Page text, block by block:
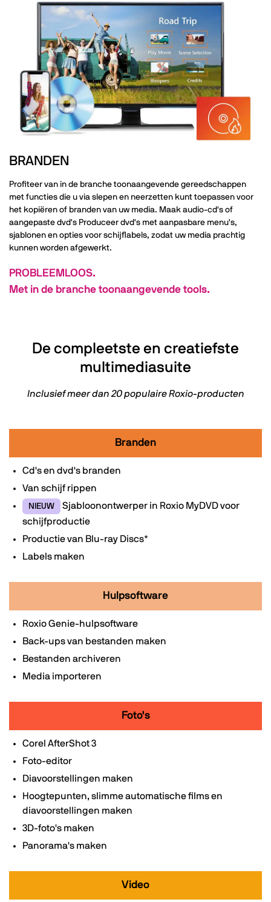
BRANDEN
Profiteer van in de branche toonaangevende gereedschappen
met functies die u via slepen en neerzetten kunt toepassen voor
het kopiëren of branden van uw media. Maak audio-cd's of
aangepaste dvd's Produceer dvd's met aanpasbare menu's,
sjablonen en opties voor schijflabels, zodat uw media prachtig
kunnen worden afgewerkt.
PROBLEEMLOOS.
Met in de branche toonaangevende tools.
De compleetste en creatiefste
multimediasuite
Inclusief meer dan 20 populaire Roxio-producten
Branden
Cd's en dvd's branden
Van schijf rippen
NIEUW
Sjabloonontwerper in Roxio MyDVD voor
schijfproductie
Productie van Blu-ray Discs*
Labels maken
Hulpsoftware
Roxio Genie-hulpsoftware
Back-ups van bestanden maken
Bestanden archiveren
Media importeren
Foto's
Corel AfterShot 3
Foto-editor
Diavoorstellingen maken
Hoogtepunten, slimme automatische films en
diavoorstellingen maken
3D-foto's maken
Panorama's maken
Video